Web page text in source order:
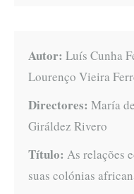
Autor: Luís Cunha
Lourenço Vieira
Directores: María
Giráldez Rivero
Título: As relações
suas colónias